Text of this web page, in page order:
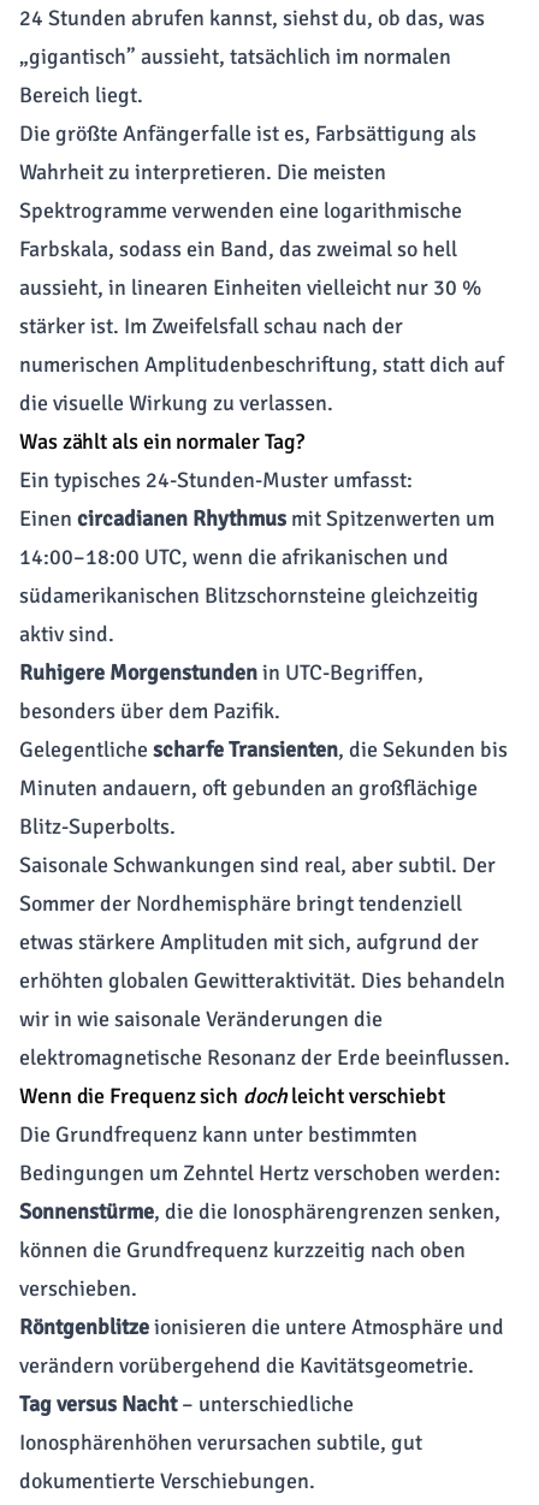
24 Stunden abrufen kannst, siehst du, ob das, was
„gigantisch” aussieht, tatsächlich im normalen
Bereich liegt.
Die größte Anfängerfalle ist es, Farb­sättigung als
Wahrheit zu interpretieren. Die meisten
Spektrogramme verwenden eine logarithmische
Farbskala, sodass ein Band, das zweimal so hell
aussieht, in linearen Einheiten vielleicht nur 30 %
stärker ist. Im Zweifelsfall schau nach der
numerischen Amplitudenbeschriftung, statt dich auf
die visuelle Wirkung zu verlassen.
Was zählt als ein normaler Tag?
Ein typisches 24-Stunden-Muster umfasst:
Einen circadianen Rhythmus mit Spitzenwerten um
14:00–18:00 UTC, wenn die afrikanischen und
südamerikanischen Blitzschornsteine gleichzeitig
aktiv sind.
Ruhigere Morgenstundenin UTC-Begriffen,
besonders über dem Pazifik.
Gelegentliche scharfe Transienten, die Sekunden bis
Minuten andauern, oft gebunden an großflächige
Blitz-Superbolts.
Saisonale Schwankungen sind real, aber subtil. Der
Sommer der Nordhemisphäre bringt tendenziell
etwas stärkere Amplituden mit sich, aufgrund der
erhöhten globalen Gewitteraktivität. Dies behandeln
wir in wie saisonale Veränderungen die
elektromagnetische Resonanz der Erde beeinflussen.
Wenn die Frequenz sich dochleicht verschiebt
Die Grundfrequenz kann unter bestimmten
Bedingungen um Zehntel Hertz verschoben werden:
Sonnenstürme, die die Ionosphärengrenzen senken,
können die Grundfrequenz kurzzeitig nach oben
verschieben.
Röntgenblitzeionisieren die untere Atmosphäre und
verändern vorübergehend die Kavitätsgeometrie.
Tag versus Nacht– unterschiedliche
Ionosphärenhöhen verursachen subtile, gut
dokumentierte Verschiebungen.